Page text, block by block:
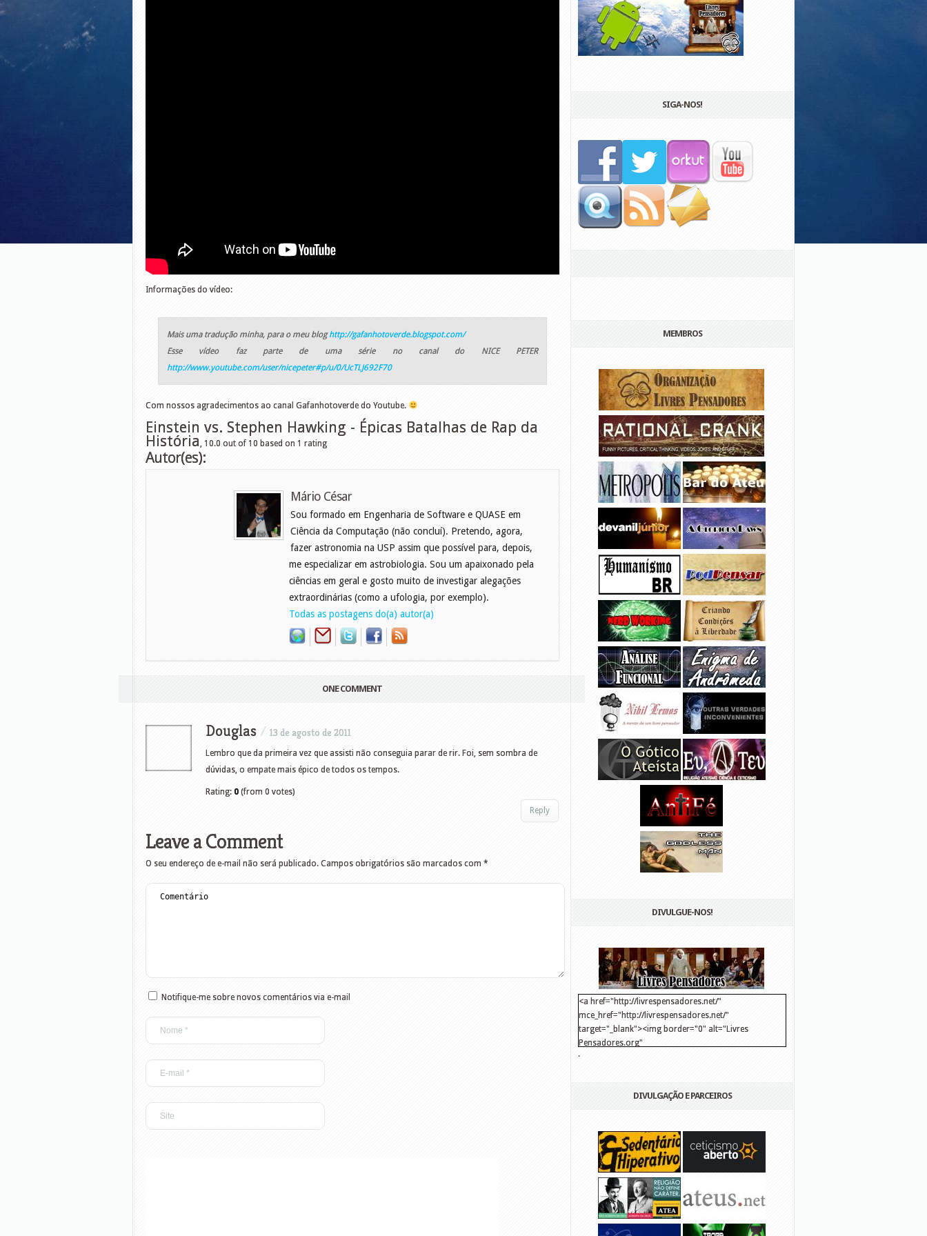
Informações do vídeo:
Mais uma tradução minha, para o meu bloghttp://gafanhotoverde.blogspot.com/
Esse vídeo faz parte de uma série no canal do NICE PETER
http://www.youtube.com/user/nicepeter#p/u/0/UcTLJ692F70
Com nossos agradecimentos ao canal Gafanhotoverde do Youtube.
Einstein vs. Stephen Hawking - Épicas Batalhas de Rap da
História, 10.0 out of 10 based on 1 rating
Autor(es):
Mário César
Sou formado em Engenharia de Software e QUASE em
Ciência da Computação (não concluí). Pretendo, agora,
fazer astronomia na USP assim que possível para, depois,
me especializar em astrobiologia. Sou um apaixonado pela
ciências em geral e gosto muito de investigar alegações
extraordinárias (como a ufologia, por exemplo).
Todas as postagens do(a) autor(a)
ONE COMMENT
Douglas / 13 de agosto de 2011
Lembro que da primeira vez que assisti não conseguia parar de rir. Foi, sem sombra de
dúvidas, o empate mais épico de todos os tempos.
Rating: 0 (from 0 votes)
Reply
Leave a Comment
O seu endereço de e-mail não será publicado. Campos obrigatórios são marcados com *
Notifique-me sobre novos comentários via e-mail
SIGA-NOS!
MEMBROS
DIVULGUE-NOS!
<a href="http://livrespensadores.net/"
mce_href="http://livrespensadores.net/"
target="_blank"><img border="0" alt="Livres
Pensadores.org"
src="http://lh6.ggpht.com/_25pDjsdjolQ/TNSgK1CylTI/AAAAAAAAAFk/u8d6kvYMhVc/
.
DIVULGAÇÃO E PARCEIROS